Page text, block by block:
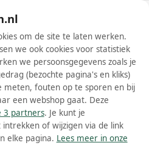
Wis filters Alle filters
VITA schoenen
om de site te laten werken.
we ook cookies voor statistiek
we persoonsgegevens zoals je
(bezochte pagina's en kliks)
fouten op te sporen en bij
een webshop gaat. Deze
3 partners. Je kunt je
of wijzigen via de link
elke pagina. Lees meer in onze